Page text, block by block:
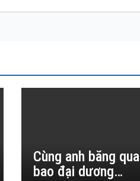
Cùng anh băng qua
bao đại dương…